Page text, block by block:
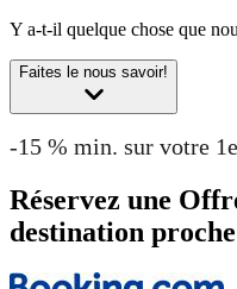
Y a-t-il quelque chose que
Faites le nous savoir!
-15 % min. sur votre
Réservez une
destination